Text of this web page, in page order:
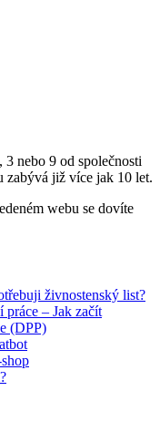
3 nebo 9 od společnosti
zabývá již více jak 10 let.
webu se dovíte
živnostenský list?
práce – Jak začít
(DPP)